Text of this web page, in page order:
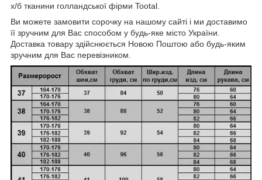
х/б тканини голландської фірми Tootal.
Ви можете замовити сорочку на нашому сайті і ми доставимо
її зручним для Вас способом у будь-яке місто України.
Доставка товару здійснюється Новою Поштою або будь-яким
зручним для Вас перевізником.